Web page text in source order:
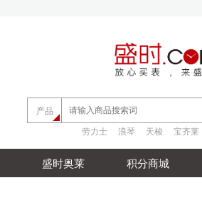
产品
劳力士
浪琴
劳力士
浪琴 天梭 宝齐莱
盛时奥莱 积分商城